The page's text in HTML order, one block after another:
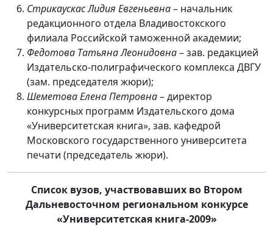
Стрикаускас Лидия Евгеньевна– начальник
редакционного отдела Владивостокского
филиала Российской таможенной академии;
Федотова Татьяна Леонидовна– зав. редакцией
Издательско-полиграфического комплекса ДВГУ
(зам. председателя жюри);
Шеметова Елена Петровна– директор
конкурсных программ Издательского дома
«Университетская книга», зав. кафедрой
Московского государственного университета
печати (председатель жюри).
Список вузов, участвовавших во Втором
Дальневосточном региональном конкурсе
«Университетская книга-2009»